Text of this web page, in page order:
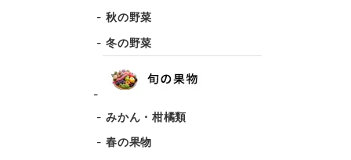
秋の野菜
冬の野菜
みかん・柑橘類
春の果物